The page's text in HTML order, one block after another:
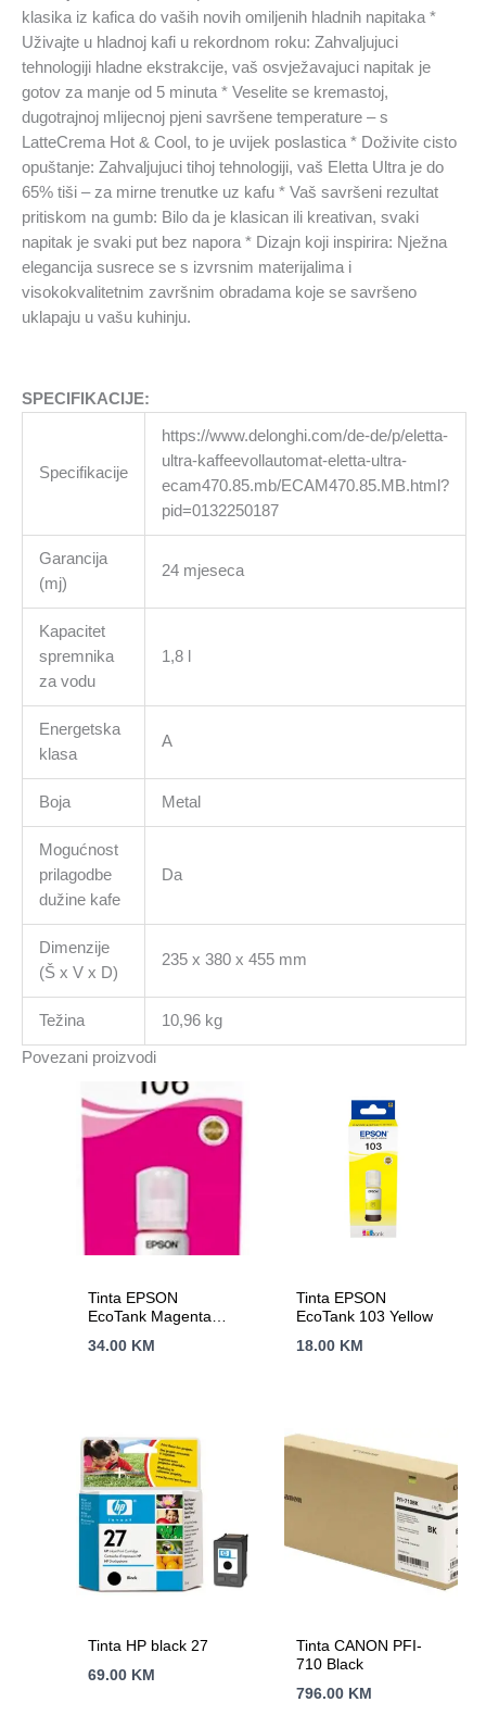
klasika iz kafica do vaših novih omiljenih hladnih napitaka *
Uživajte u hladnoj kafi u rekordnom roku: Zahvaljujuci
tehnologiji hladne ekstrakcije, vaš osvježavajuci napitak je
gotov za manje od 5 minuta * Veselite se kremastoj,
dugotrajnoj mlijecnoj pjeni savršene temperature – s
LatteCrema Hot & Cool, to je uvijek poslastica * Doživite cisto
opuštanje: Zahvaljujuci tihoj tehnologiji, vaš Eletta Ultra je do
65% tiši – za mirne trenutke uz kafu * Vaš savršeni rezultat
pritiskom na gumb: Bilo da je klasican ili kreativan, svaki
napitak je svaki put bez napora * Dizajn koji inspirira: Nježna
elegancija susrece se s izvrsnim materijalima i
visokokvalitetnim završnim obradama koje se savršeno
uklapaju u vašu kuhinju.
SPECIFIKACIJE:
Specifikacije
https://www.delonghi.com/de-de/p/eletta-
ultra-kaffeevollautomat-eletta-ultra-
ecam470.85.mb/ECAM470.85.MB.html?
pid=0132250187
Garancija
(mj)
24 mjeseca
Kapacitet
spremnika
za vodu
1,8 l
Energetska
klasa
A
Boja Metal
Mogućnost
prilagodbe
dužine kafe
Da
Dimenzije
(Š x V x D)
235 x 380 x 455 mm
Težina 10,96 kg
Povezani proizvodi
Tinta EPSON
EcoTank Magenta
34.00 KM
Tinta EPSON
EcoTank 103 Yellow
18.00 KM
Tinta HP black 27
69.00 KM
Tinta CANON PFI-
710 Black
796.00 KM